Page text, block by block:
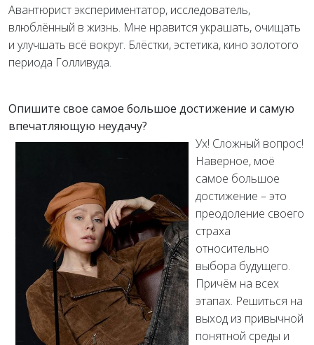
Авантюрист экспериментатор, исследователь,
влюблённый в жизнь. Мне нравится украшать, очищать
и улучшать всё вокруг. Блёстки, эстетика, кино золотого
периода Голливуда.
Опишите свое самое большое достижение и самую
впечатляющую неудачу?
Ух! Сложный вопрос!
Наверное, моё
самое большое
достижение – это
преодоление своего
страха
относительно
выбора будущего.
Причём на всех
этапах. Решиться на
выход из привычной
понятной среды и